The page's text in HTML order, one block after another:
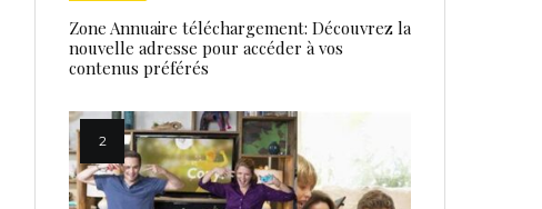
Zone Annuaire téléchargement: Découvrez la
nouvelle adresse pour accéder à vos
contenus préférés